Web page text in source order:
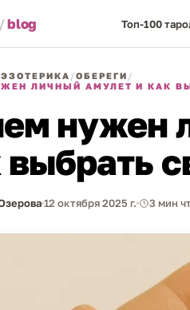
/blog Топ-100
ЭЗОТЕРИКА /ОБЕРЕГИ /
ЛИЧНЫЙ АМУЛЕТ И КАК
нужен
выбрать
12 октября 2025 г. 3 мин